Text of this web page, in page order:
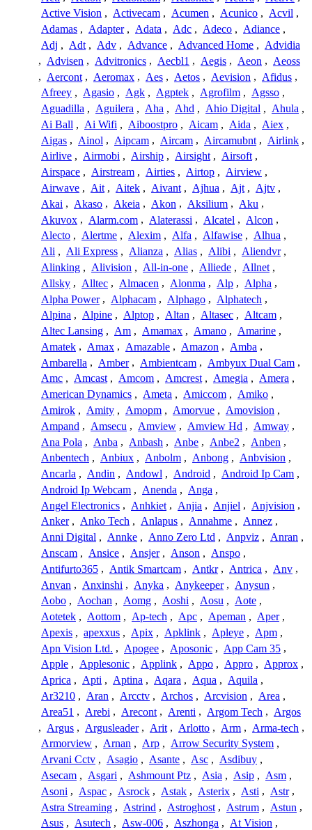
Active Vision , Activecam , Acumen , Acunico , Acvil ,
Adamas , Adapter , Adata , Adc , Adeco , Adiance ,
Adj , Adt , Adv , Advance , Advanced Home , Advidia
, Advisen , Advitronics , Aecbl1 , Aegis , Aeon , Aeoss
, Aercont , Aeromax , Aes , Aetos , Aevision , Afidus ,
Afreey , Agasio , Agk , Agptek , Agrofilm , Agsso ,
Aguadilla , Aguilera , Aha , Ahd , Ahio Digital , Ahula ,
Ai Ball , Ai Wifi , Aiboostpro , Aicam , Aida , Aiex ,
Aigas , Ainol , Aipcam , Aircam , Aircamubnt , Airlink ,
Airlive , Airmobi , Airship , Airsight , Airsoft ,
Airspace , Airstream , Airties , Airtop , Airview ,
Airwave , Ait , Aitek , Aivant , Ajhua , Ajt , Ajtv ,
Akai , Akaso , Akeia , Akon , Aksilium , Aku ,
Akuvox , Alarm.com , Alaterassi , Alcatel , Alcon ,
Alecto , Alertme , Alexim , Alfa , Alfawise , Alhua ,
Ali , Ali Express , Alianza , Alias , Alibi , Aliendvr ,
Alinking , Alivision , All-in-one , Alliede , Allnet ,
Allsky , Alltec , Almacen , Alonma , Alp , Alpha ,
Alpha Power , Alphacam , Alphago , Alphatech ,
Alpina , Alpine , Alptop , Altan , Altasec , Altcam ,
Altec Lansing , Am , Amamax , Amano , Amarine ,
Amatek , Amax , Amazable , Amazon , Amba ,
Ambarella , Amber , Ambientcam , Ambyux Dual Cam ,
Amc , Amcast , Amcom , Amcrest , Amegia , Amera ,
American Dynamics , Ameta , Amiccom , Amiko ,
Amirok , Amity , Amopm , Amorvue , Amovision ,
Ampand , Amsecu , Amview , Amview Hd , Amway ,
Ana Pola , Anba , Anbash , Anbe , Anbe2 , Anben ,
Anbentech , Anbiux , Anbolm , Anbong , Anbvision ,
Ancarla , Andin , Andowl , Android , Android Ip Cam ,
Android Ip Webcam , Anenda , Anga ,
Angel Electronics , Anhkiet , Anjia , Anjiel , Anjvision ,
Anker , Anko Tech , Anlapus , Annahme , Annez ,
Anni Digital , Annke , Anno Zero Ltd , Anpviz , Anran ,
Anscam , Ansice , Ansjer , Anson , Anspo ,
Antifurto365 , Antik Smartcam , Antkr , Antrica , Anv ,
Anvan , Anxinshi , Anyka , Anykeeper , Anysun ,
Aobo , Aochan , Aomg , Aoshi , Aosu , Aote ,
Aotetek , Aottom , Ap-tech , Apc , Apeman , Aper ,
Apexis , apexxus , Apix , Apklink , Apleye , Apm ,
Apn Vision Ltd. , Apogee , Aposonic , App Cam 35 ,
Apple , Applesonic , Applink , Appo , Appro , Approx ,
Aprica , Apti , Aptina , Aqara , Aqua , Aquila ,
Ar3210 , Aran , Arcctv , Archos , Arcvision , Area ,
Area51 , Arebi , Arecont , Arenti , Argom Tech , Argos
, Argus , Argusleader , Arit , Arlotto , Arm , Arma-tech ,
Armorview , Arnan , Arp , Arrow Security System ,
Arvani Cctv , Asagio , Asante , Asc , Asdibuy ,
Asecam , Asgari , Ashmount Ptz , Asia , Asip , Asm ,
Asoni , Aspac , Asrock , Astak , Asterix , Asti , Astr ,
Astra Streaming , Astrind , Astroghost , Astrum , Astun ,
Asus , Asutech , Asw-006 , Aszhonga , At Vision ,